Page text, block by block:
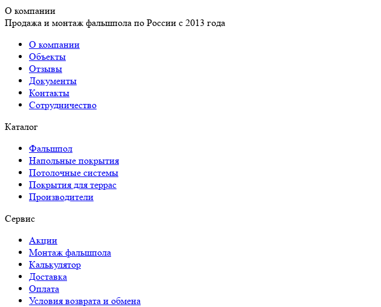
О компании
Продажа и монтаж фальшпола по России с 2013 года
О компании
Объекты
Отзывы
Документы
Контакты
Сотрудничество
Каталог
Фальшпол
Напольные покрытия
Потолочные системы
Покрытия для террас
Производители
Сервис
Акции
Монтаж фальшпола
Калькулятор
Доставка
Оплата
Условия возврата и обмена